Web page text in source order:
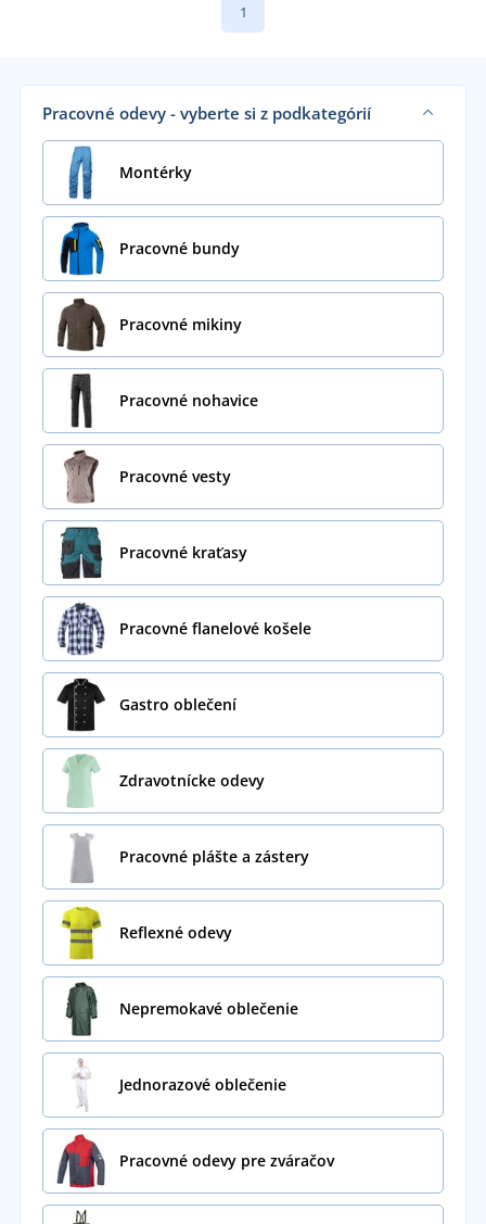
1
Pracovné odevy - vyberte si z podkategórií
Montérky
Pracovné bundy
Pracovné mikiny
Pracovné nohavice
Pracovné vesty
Pracovné kraťasy
Pracovné flanelové košele
Gastro oblečení
Zdravotnícke odevy
Pracovné plášte a zástery
Reflexné odevy
Nepremokavé oblečenie
Jednorazové oblečenie
Pracovné odevy pre zváračov